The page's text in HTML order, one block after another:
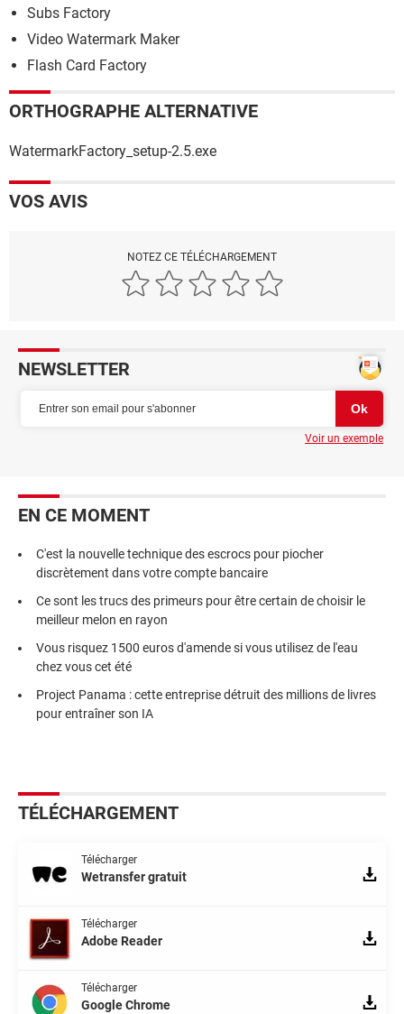
Subs Factory
Video Watermark Maker
Flash Card Factory
ORTHOGRAPHE ALTERNATIVE
WatermarkFactory_setup-2.5.exe
VOS AVIS
NOTEZ CE TÉLÉCHARGEMENT
NEWSLETTER
Voir un exemple
EN CE MOMENT
C'est la nouvelle technique des escrocs pour piocher
discrètement dans votre compte bancaire
Ce sont les trucs des primeurs pour être certain de choisir le
meilleur melon en rayon
Vous risquez 1500 euros d'amende si vous utilisez de l'eau
chez vous cet été
Project Panama : cette entreprise détruit des millions de livres
pour entraîner son IA
TÉLÉCHARGEMENT
Télécharger
Wetransfer gratuit
Télécharger
Adobe Reader
Télécharger
Google Chrome